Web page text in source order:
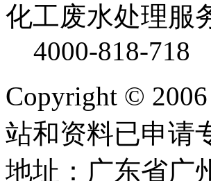
化工废水处理服
4000-818-718
Copyright ©
站和资料已申请
地址：广东省广